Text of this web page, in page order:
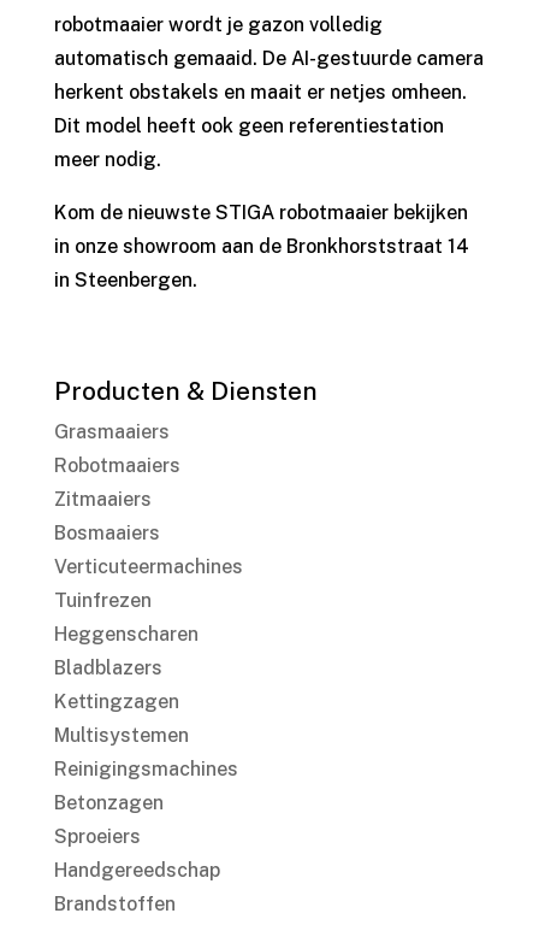
robotmaaier wordt je gazon volledig
automatisch gemaaid. De AI-gestuurde camera
herkent obstakels en maait er netjes omheen.
Dit model heeft ook geen referentiestation
meer nodig.
Kom de nieuwste STIGA robotmaaier bekijken
in onze showroom aan de Bronkhorststraat 14
in Steenbergen.
Producten & Diensten
Grasmaaiers
Robotmaaiers
Zitmaaiers
Bosmaaiers
Verticuteermachines
Tuinfrezen
Heggenscharen
Bladblazers
Kettingzagen
Multisystemen
Reinigingsmachines
Betonzagen
Sproeiers
Handgereedschap
Brandstoffen